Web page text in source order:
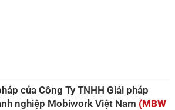
của Công Ty TNHH Giải pháp
nghiệp Mobiwork Việt Nam (MBW